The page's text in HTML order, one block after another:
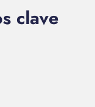
clave